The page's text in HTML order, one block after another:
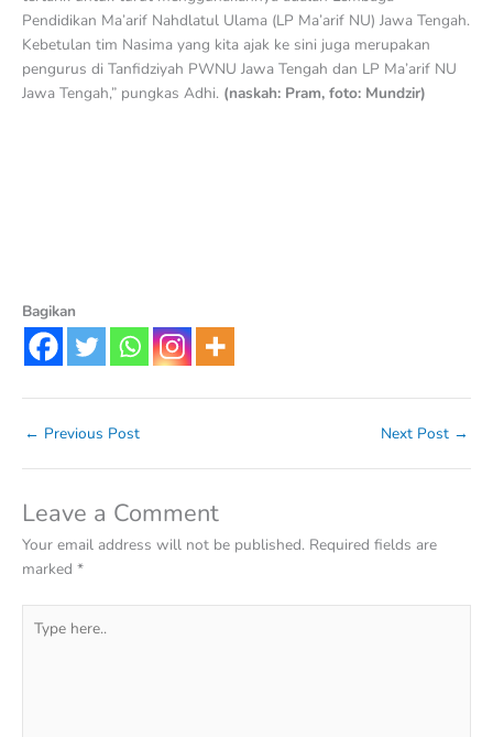
Pendidikan Ma’arif Nahdlatul Ulama (LP Ma’arif NU) Jawa Tengah.
Kebetulan tim Nasima yang kita ajak ke sini juga merupakan
pengurus di Tanfidziyah PWNU Jawa Tengah dan LP Ma’arif NU
Jawa Tengah,” pungkas Adhi. (naskah: Pram, foto: Mundzir)
Bagikan
← Previous Post Next Post →
Leave a Comment
Your email address will not be published. Required fields are
marked *
here..